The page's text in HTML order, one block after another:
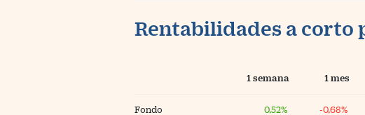
Rentabilidades a corto
1 semana 1 mes
Fondo 0,52% -0,68%